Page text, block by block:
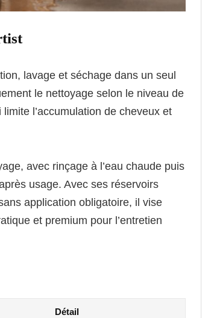
lavage et séchage dans un seul
le nettoyage selon le niveau de
l’accumulation de cheveux et
avec rinçage à l’eau chaude puis
usage. Avec ses réservoirs
application obligatoire, il vise
et premium pour l’entretien
Détail